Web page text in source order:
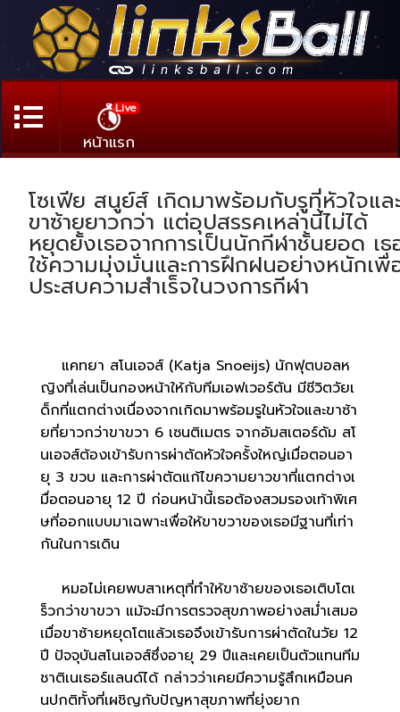
Live
หน้าแรก
โซเฟีย สนูย์ส์ เกิดมาพร้อมกับรูที่หัวใจแล
ขาซ้ายยาวกว่า แต่อุปสรรคเหล่านี้ไม่ได้
หยุดยั้งเธอจากการเป็นนักกีฬาชั้นยอด เธ
ใช้ความมุ่งมั่นและการฝึกฝนอย่างหนักเพื่
ประสบความสำเร็จในวงการกีฬา
แคทยา สโนเอจส์ (Katja Snoeijs) นักฟุตบอลห
ญิงที่เล่นเป็นกองหน้าให้กับทีมเอฟเวอร์ตัน มีชีวิตวัยเ
ด็กที่แตกต่างเนื่องจากเกิดมาพร้อมรูในหัวใจและขาซ้า
ยที่ยาวกว่าขาขวา 6 เซนติเมตร จากอัมสเตอร์ดัม สโ
นเอจส์ต้องเข้ารับการผ่าตัดหัวใจครั้งใหญ่เมื่อตอนอา
ยุ 3 ขวบ และการผ่าตัดแก้ไขความยาวขาที่แตกต่างเ
มื่อตอนอายุ 12 ปี ก่อนหน้านี้เธอต้องสวมรองเท้าพิเศ
ษที่ออกแบบมาเฉพาะเพื่อให้ขาขวาของเธอมีฐานที่เท่า
กันในการเดิน
หมอไม่เคยพบสาเหตุที่ทำให้ขาซ้ายของเธอเติบโตเ
ร็วกว่าขาขวา แม้จะมีการตรวจสุขภาพอย่างสม่ำเสมอ
เมื่อขาซ้ายหยุดโตแล้วเธอจึงเข้ารับการผ่าตัดในวัย 12
ปี ปัจจุบันสโนเอจส์ซึ่งอายุ 29 ปีและเคยเป็นตัวแทนทีม
ชาติเนเธอร์แลนด์ได้ กล่าวว่าเคยมีความรู้สึกเหมือนค
นปกติทั้งที่เผชิญกับปัญหาสุขภาพที่ยุ่งยาก